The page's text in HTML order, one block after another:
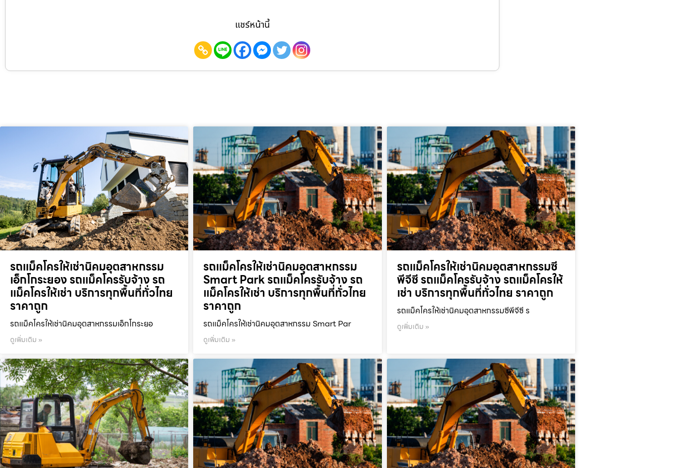
แชร์หน้านี้
รถแม็คโครให้เช่านิคมอุตสาหกรรม
เอ็กโกระยอง รถแม็คโครรับจ้าง รถ
แม็คโครให้เช่า บริการทุกพื้นที่ทั่วไทย
ราคาถูก
รถแม็คโครให้เช่านิคมอุตสาหกรรมเอ็กโกระยอ
ดูเพิ่มเติม »
รถแม็คโครให้เช่านิคมอุตสาหกรรม
Smart Park รถแม็คโครรับจ้าง รถ
แม็คโครให้เช่า บริการทุกพื้นที่ทั่วไทย
ราคาถูก
รถแม็คโครให้เช่านิคมอุตสาหกรรม Smart Par
ดูเพิ่มเติม »
รถแม็คโครให้เช่านิคมอุตสาหกรรมซี
พีจีซี รถแม็คโครรับจ้าง รถแม็คโครให้
เช่า บริการทุกพื้นที่ทั่วไทย ราคาถูก
รถแม็คโครให้เช่านิคมอุตสาหกรรมซีพีจีซี ร
ดูเพิ่มเติม »